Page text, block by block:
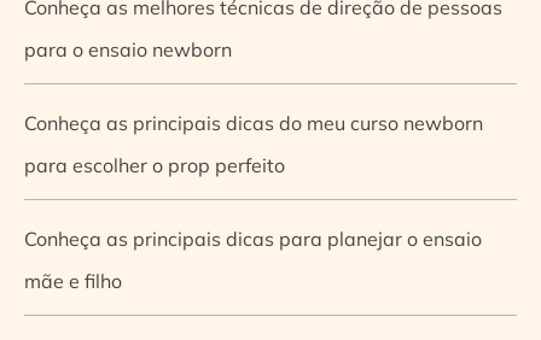
Conheça as melhores técnicas de direção de pessoas
para o ensaio newborn
Conheça as principais dicas do meu curso newborn
para escolher o prop perfeito
Conheça as principais dicas para planejar o ensaio
mãe e filho